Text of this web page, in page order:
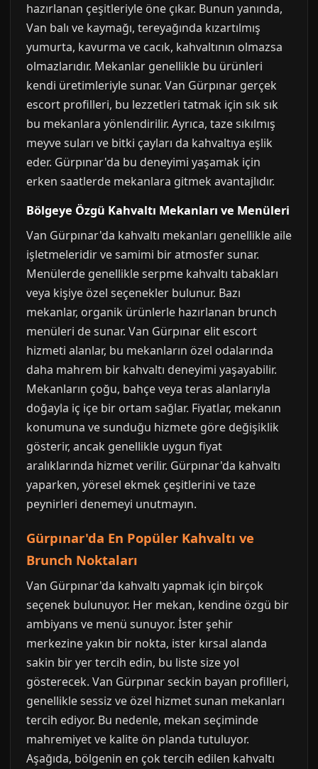
hazırlanan çeşitleriyle öne çıkar. Bunun yanında,
Van balı ve kaymağı, tereyağında kızartılmış
yumurta, kavurma ve cacık, kahvaltının olmazsa
olmazlarıdır. Mekanlar genellikle bu ürünleri
kendi üretimleriyle sunar. Van Gürpınar gerçek
escort profilleri, bu lezzetleri tatmak için sık sık
bu mekanlara yönlendirilir. Ayrıca, taze sıkılmış
meyve suları ve bitki çayları da kahvaltıya eşlik
eder. Gürpınar'da bu deneyimi yaşamak için
erken saatlerde mekanlara gitmek avantajlıdır.
Bölgeye Özgü Kahvaltı Mekanları ve Menüleri
Van Gürpınar'da kahvaltı mekanları genellikle aile
işletmeleridir ve samimi bir atmosfer sunar.
Menülerde genellikle serpme kahvaltı tabakları
veya kişiye özel seçenekler bulunur. Bazı
mekanlar, organik ürünlerle hazırlanan brunch
menüleri de sunar. Van Gürpınar elit escort
hizmeti alanlar, bu mekanların özel odalarında
daha mahrem bir kahvaltı deneyimi yaşayabilir.
Mekanların çoğu, bahçe veya teras alanlarıyla
doğayla iç içe bir ortam sağlar. Fiyatlar, mekanın
konumuna ve sunduğu hizmete göre değişiklik
gösterir, ancak genellikle uygun fiyat
aralıklarında hizmet verilir. Gürpınar'da kahvaltı
yaparken, yöresel ekmek çeşitlerini ve taze
peynirleri denemeyi unutmayın.
Gürpınar'da En Popüler Kahvaltı ve
Brunch Noktaları
Van Gürpınar'da kahvaltı yapmak için birçok
seçenek bulunuyor. Her mekan, kendine özgü bir
ambiyans ve menü sunuyor. İster şehir
merkezine yakın bir nokta, ister kırsal alanda
sakin bir yer tercih edin, bu liste size yol
gösterecek. Van Gürpınar seckin bayan profilleri,
genellikle sessiz ve özel hizmet sunan mekanları
tercih ediyor. Bu nedenle, mekan seçiminde
mahremiyet ve kalite ön planda tutuluyor.
Aşağıda, bölgenin en çok tercih edilen kahvaltı